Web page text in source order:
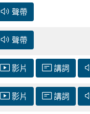
聲帶
聲帶
影片 講詞
影片 講詞